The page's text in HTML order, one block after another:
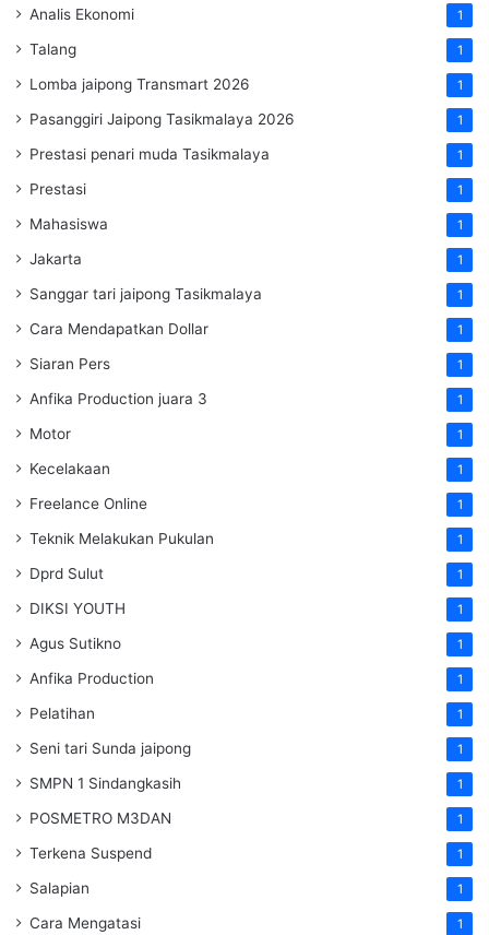
Analis Ekonomi 1
Talang 1
Lomba jaipong Transmart 2026 1
Pasanggiri Jaipong Tasikmalaya 2026 1
Prestasi penari muda Tasikmalaya 1
Prestasi 1
Mahasiswa 1
Jakarta 1
Sanggar tari jaipong Tasikmalaya 1
Cara Mendapatkan Dollar 1
Siaran Pers 1
Anfika Production juara 3 1
Motor 1
Kecelakaan 1
Freelance Online 1
Teknik Melakukan Pukulan 1
Dprd Sulut 1
DIKSI YOUTH 1
Agus Sutikno 1
Anfika Production 1
Pelatihan 1
Seni tari Sunda jaipong 1
SMPN 1 Sindangkasih 1
POSMETRO M3DAN 1
Terkena Suspend 1
Salapian 1
Cara Mengatasi 1